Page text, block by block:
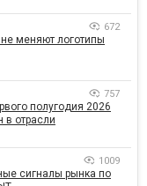
672
меняют логотипы
757
полугодия 2026
в отрасли
1009
сигналы рынка по